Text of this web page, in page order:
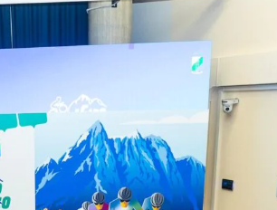
Breakfast
Cinema
Delta1
DJ